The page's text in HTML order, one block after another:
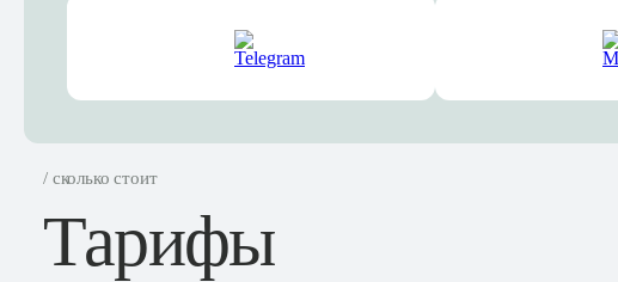
/ сколько стоит
Тарифы